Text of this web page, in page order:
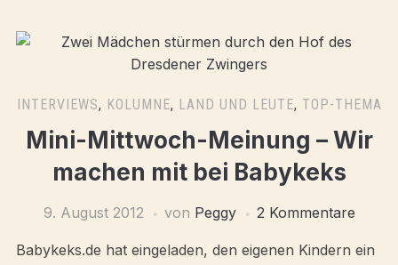
INTERVIEWS, KOLUMNE, LAND UND LEUTE, TOP-THEMA
Mini-Mittwoch-Meinung – Wir
machen mit bei Babykeks
9. August 2012 von Peggy 2 Kommentare
Babykeks.de hat eingeladen, den eigenen Kindern ein